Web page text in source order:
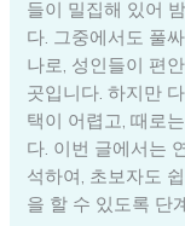
들이 밀집해 있어
다. 그중에서도 풀
나로, 성인들이 편
곳입니다. 하지만
택이 어렵고, 때로
다. 이번 글에서는
석하여, 초보자도
을 할 수 있도록 단